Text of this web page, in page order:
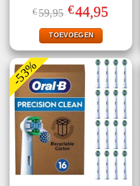
Gewaardeerd
5.00uit 5
€59,95 Oorspronkelijke
prijs
was:
€59,95.
€44,95prijs
TOEVOEGEN
-53%